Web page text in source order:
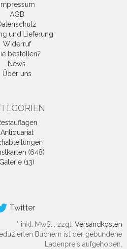
Impressum
AGB
und Lieferung
Widerruf
bestellen?
News
Über uns
Antiquariat
(648)
Galerie (13)
Twitter
* inkl. MwSt., zzgl. Versandkosten
Büchern ist der gebundene
Ladenpreis aufgehoben.